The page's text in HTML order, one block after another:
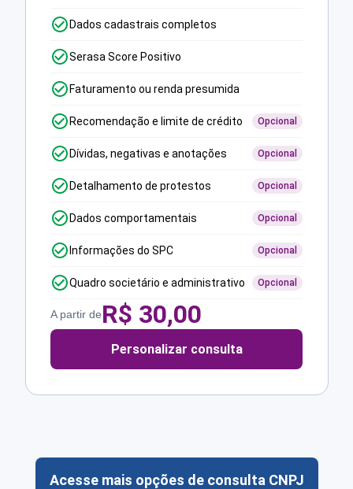
Dados cadastrais completos
Serasa Score Positivo
Faturamento ou renda presumida
Recomendação e limite de crédito Opcional
Dívidas, negativas e anotações Opcional
Detalhamento de protestos Opcional
Dados comportamentais Opcional
Informações do SPC Opcional
Quadro societário e administrativo Opcional
A partir deR$ 30,00
Personalizar consulta
Acesse mais opções de consulta CNPJ